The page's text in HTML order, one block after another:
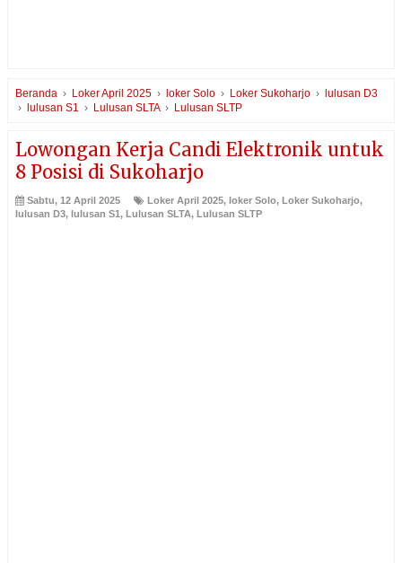
Beranda › Loker April 2025 › loker Solo › Loker Sukoharjo ›
lulusan D3
›
lulusan S1 › Lulusan SLTA › Lulusan SLTP
Lowongan Kerja Candi Elektronik untuk
8 Posisi di Sukoharjo
Sabtu, 12 April 2025 Loker April 2025, loker Solo, Loker Sukoharjo,
lulusan D3, lulusan S1 , Lulusan SLTA, Lulusan SLTP